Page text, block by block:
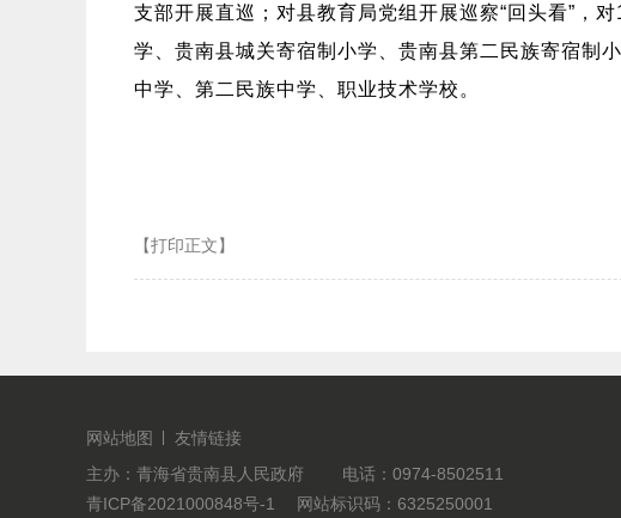
支部开展直巡；对县教育局党组开展巡察“回头看”，
学、贵南县城关寄宿制小学、贵南县第二民族寄宿制
中学、第二民族中学、职业技术学校。
【打印正文】
网站地图
友情链接
主办：青海省贵南县人民政府 电话：0974-8502511
青ICP备2021000848号-1
网站标识码：6325250001